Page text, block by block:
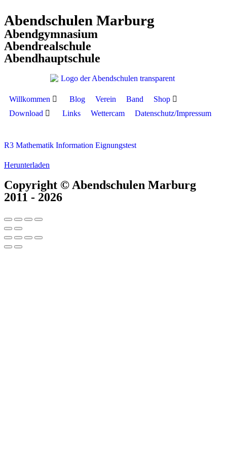
Abendschulen Marburg
Abendgymnasium
Abendrealschule
Abendhauptschule
Willkommen Blog Verein Band
Shop
Download
Links Wettercam Datenschutz/Impressum
R3 Mathematik Information Eignungstest
Herunterladen
Copyright © Abendschulen Marburg
2011 - 2026